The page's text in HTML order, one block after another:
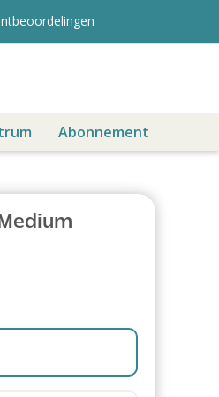
Abonnement